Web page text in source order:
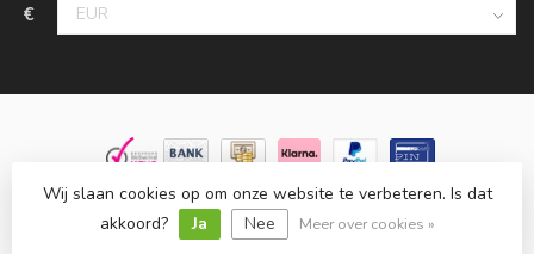
€
© Copyright 2026 Groothandelinled.nl - Powered by
Lightspeed
Lightspeed designbyDyvelopment
Wij slaan cookies op om onze website te verbeteren. Is dat
akkoord?
Ja Nee Meer over cookies »